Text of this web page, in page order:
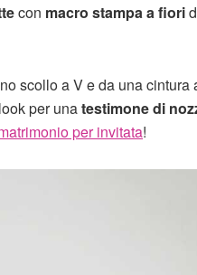
con macro stampa a fiori
scollo a V e da una cintura
per unatestimone di
per invitata!